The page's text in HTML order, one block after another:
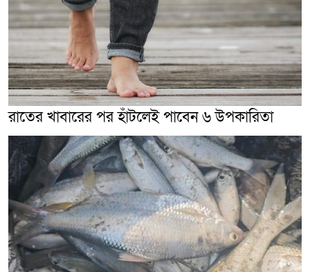
রাতের খাবারের পর হাঁটলেই পাবেন ৬ উপকারিতা